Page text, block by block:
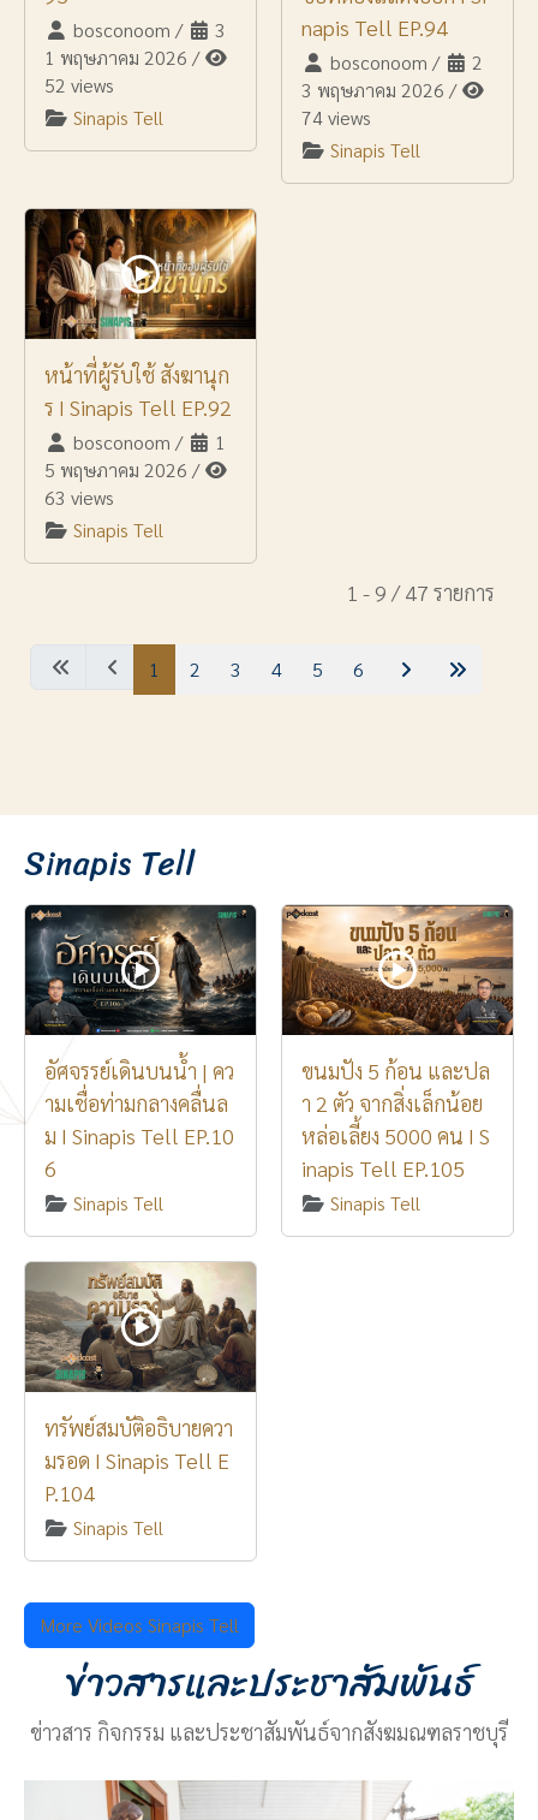
bosconoom /
3
1 พฤษภาคม 2026 /
52 views
Sinapis Tell
napis Tell EP.94
bosconoom /
2
3 พฤษภาคม 2026 /
74 views
Sinapis Tell
หน้าที่ผู้รับใช้ สังฆานุก
ร I Sinapis Tell EP.92
bosconoom /
1
5 พฤษภาคม 2026 /
63 views
Sinapis Tell
1 - 9 / 47 รายการ
1 2 3 4 5 6
Sinapis Tell
อัศจรรย์เดินบนน้ำ | คว
ามเชื่อท่ามกลางคลื่นล
ม I Sinapis Tell EP.10
6
Sinapis Tell
ขนมปัง 5 ก้อน และปล
า 2 ตัว จากสิ่งเล็กน้อย
หล่อเลี้ยง 5000 คน I S
inapis Tell EP.105
Sinapis Tell
ทรัพย์สมบัติอธิบายควา
มรอด I Sinapis Tell E
P.104
Sinapis Tell
More Videos Sinapis Tell
ข่าวสารและประชาสัมพันธ์
ข่าวสาร กิจกรรม และประชาสัมพันธ์จากสังฆมณฑลราชบุรี